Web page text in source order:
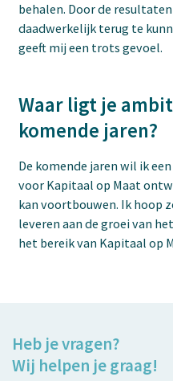
behalen. Door de
daadwerkelijk terug te
geeft mij een trots gevoel.
Waar ligt je
komende jaren?
De komende jaren wil ik
voor Kapitaal op Maat
kan voortbouwen. Ik hoop
leveren aan de groei van
het bereik van Kapitaal op
Heb je vragen?
Wij helpen je graag!